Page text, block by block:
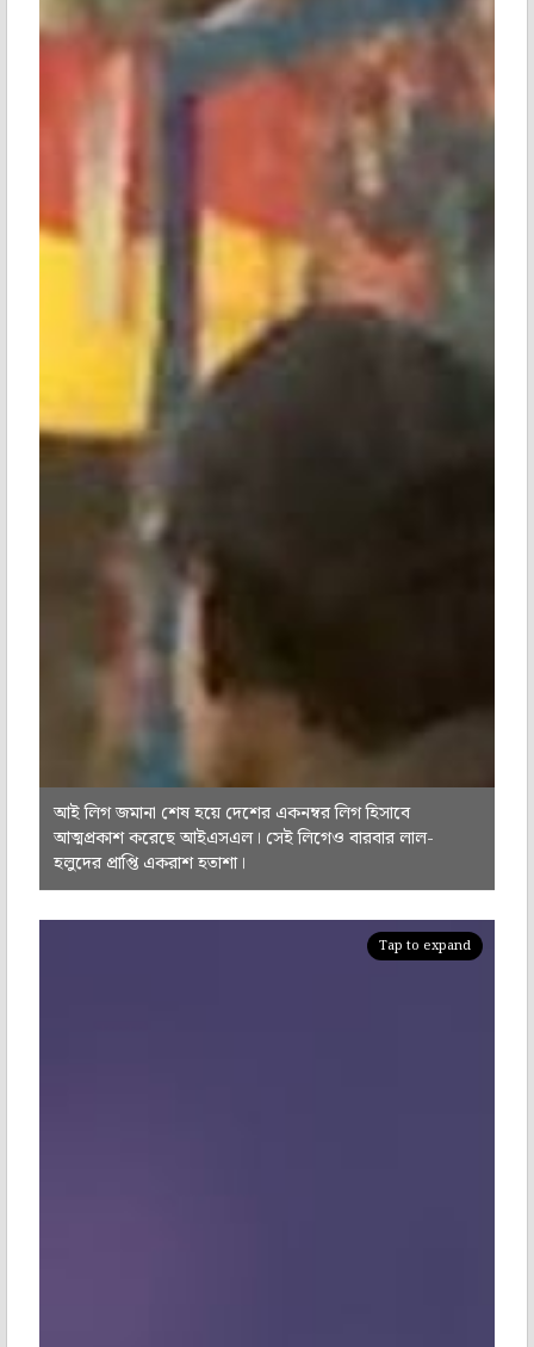
আই লিগ জমানা শেষ হয়ে দেশের একনম্বর লিগ হিসাবে
আত্মপ্রকাশ করেছে আইএসএল। সেই লিগেও বারবার লাল-
হলুদের প্রাপ্তি একরাশ হতাশা।
Tap to expand